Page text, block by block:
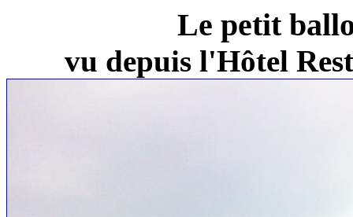
Le petit
vu depuis l'Hôtel